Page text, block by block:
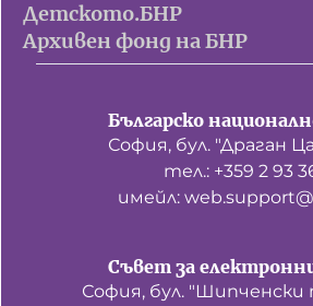
Детското.БНР
Архивен фонд на БНР
Българско
София, бул. "Драган
тел.: +359 2 93
имейл:
Съвет за
София, бул. "Шипченски